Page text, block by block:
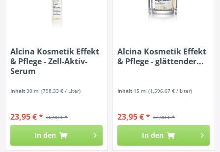
Alcina Kosmetik Effekt
& Pflege - Zell-Aktiv-
Serum
Inhalt30 ml(798,33 € / Liter)
36,90 € *
23,95 € *
In den
Alcina Kosmetik Effekt
& Pflege - glättender...
Inhalt 15 ml(1.596,67 € / Liter)
37,90 € *
23,95 € *
In den